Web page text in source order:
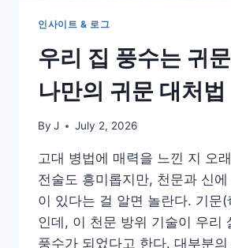
인사이트 & 로그
우리 집 풍수는 귀
나만의 귀문 대처법
By J July 2, 2026
고대 병법에 매력을 느낀 지 오
전술도 흥미롭지만, 천문과 신
이 있다는 걸 알면 놀란다. 기문(
인데, 이 천문 방위 기술이 우리
풍수가 되었다고 한다. 대부분